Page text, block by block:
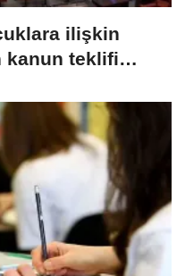
ilişkin
kanun teklifi